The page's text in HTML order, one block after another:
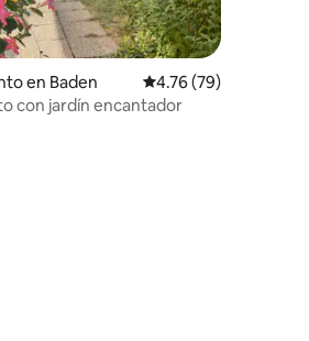
de 5; 129 evaluaciones
en Baden Calificación
4.76 (79)
con jardín encantador